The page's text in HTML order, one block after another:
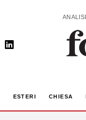
ESTERI CHIESA